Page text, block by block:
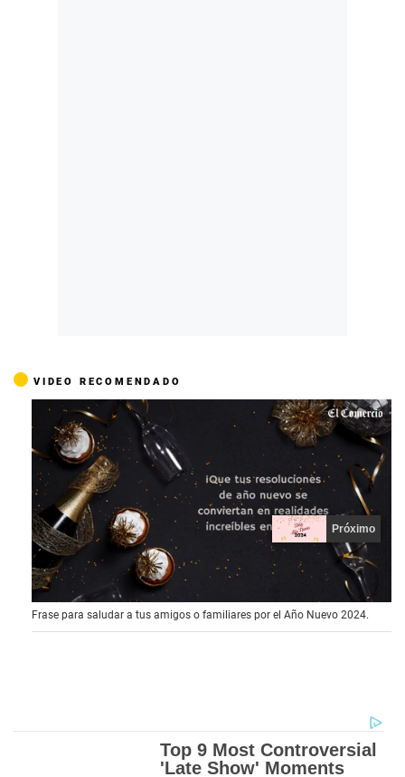
VIDEO RECOMENDADO
0
o
f
Próximo
Frase para saludar a tus amigos o familiares por el Año Nuevo 2024.